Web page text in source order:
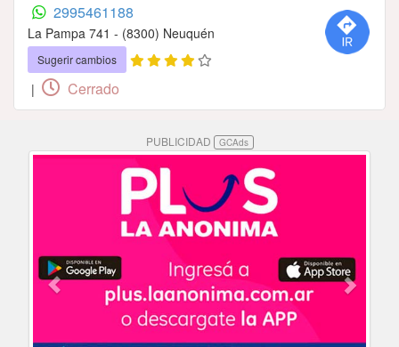
2995461188
La Pampa 741 - (8300) Neuquén
Sugerir cambios
| Cerrado
PUBLICIDAD GCAds